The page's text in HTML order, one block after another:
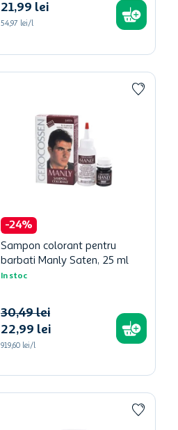
21,99 lei
54,97 lei/l
-24%
Sampon colorant pentru
barbati Manly Saten, 25 ml
In stoc
22,99 lei
30,49 lei
919,60 lei/l